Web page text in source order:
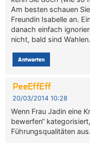
Am besten schauen
Freundin Isabelle an.
danach einfach
nicht, bald sind
Antworten
PeeEffEff
20/03/2014 10:28
Wenn Frau Jadin eine
bewerfen“
Führungsqualitäten aus.